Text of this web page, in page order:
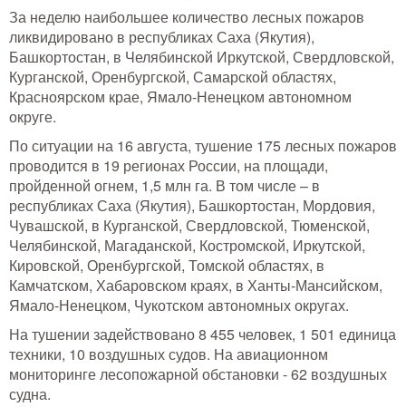
За неделю наибольшее количество лесных пожаров
ликвидировано в республиках Саха (Якутия),
Башкортостан, в Челябинской Иркутской, Свердловской,
Курганской, Оренбургской, Самарской областях,
Красноярском крае, Ямало-Ненецком автономном
округе.
По ситуации на 16 августа, тушение 175 лесных пожаров
проводится в 19 регионах России, на площади,
пройденной огнем, 1,5 млн га. В том числе – в
республиках Саха (Якутия), Башкортостан, Мордовия,
Чувашской, в Курганской, Свердловской, Тюменской,
Челябинской, Магаданской, Костромской, Иркутской,
Кировской, Оренбургской, Томской областях, в
Камчатском, Хабаровском краях, в Ханты-Мансийском,
Ямало-Ненецком, Чукотском автономных округах.
На тушении задействовано 8 455 человек, 1 501 единица
техники, 10 воздушных судов. На авиационном
мониторинге лесопожарной обстановки - 62 воздушных
судна.